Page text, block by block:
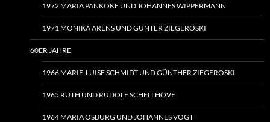
1972 MARIA PANKOKE UND JOHANNES WIPPERMANN
1971 MONIKA ARENS UND GÜNTER ZIEGEROSKI
60ER JAHRE
1966 MARIE-LUISE SCHMIDT UND GÜNTHER ZIEGEROSKI
1965 RUTH UND RUDOLF SCHELLHOVE
1964 MARIA OSBURG UND JOHANNES VOGT